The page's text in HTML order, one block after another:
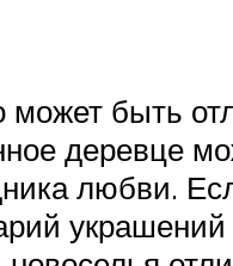
может быть
деревце
любви.